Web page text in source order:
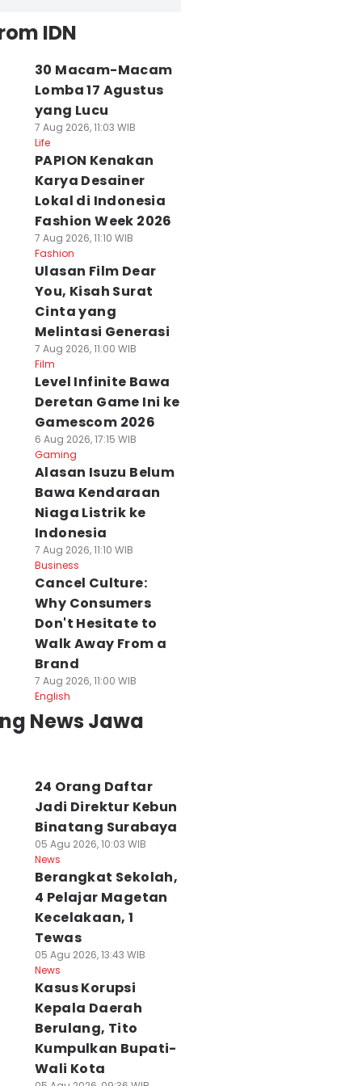
IDN
30 Macam-Macam
Lomba 17 Agustus
yang Lucu
7 Aug 2026, 11:03 WIB
Life
PAPION Kenakan
Karya Desainer
Lokal di Indonesia
Fashion Week 2026
7 Aug 2026, 11:10 WIB
Fashion
Ulasan Film Dear
You, Kisah Surat
Cinta yang
Melintasi Generasi
7 Aug 2026, 11:00 WIB
Film
Level Infinite Bawa
Deretan Game Ini ke
Gamescom 2026
6 Aug 2026, 17:15 WIB
Gaming
Alasan Isuzu Belum
Bawa Kendaraan
Niaga Listrik ke
Indonesia
7 Aug 2026, 11:10 WIB
Business
Cancel Culture:
Why Consumers
Don't Hesitate to
Walk Away From a
Brand
7 Aug 2026, 11:00 WIB
English
News Jawa
24 Orang Daftar
Jadi Direktur Kebun
Binatang Surabaya
05 Agu 2026, 10:03 WIB
News
Berangkat Sekolah,
4 Pelajar Magetan
Kecelakaan, 1
Tewas
05 Agu 2026, 13:43 WIB
News
Kasus Korupsi
Kepala Daerah
Berulang, Tito
Kumpulkan Bupati-
Wali Kota